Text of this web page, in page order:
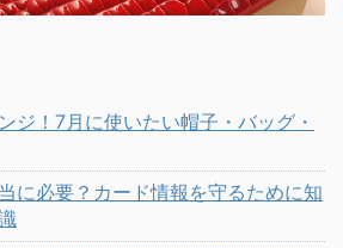
ジ！7月に使いたい帽子・バッグ・
に必要？カード情報を守るために知